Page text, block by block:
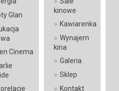
Glan
Cinema
kinowe
» Kawiarenka
» Wynajem
kina
» Galeria
» Sklep
» Kontakt